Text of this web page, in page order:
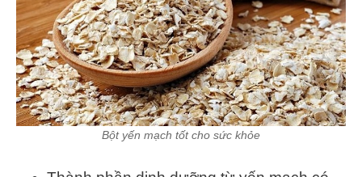
Bột yến mạch tốt cho sức khỏe